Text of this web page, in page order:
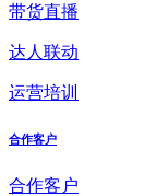
带货直播
达人联动
运营培训
合作客户
合作客户